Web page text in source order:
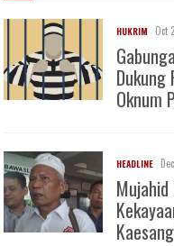
HUKRIM Oct
Dukung
Oknum
HEADLINE